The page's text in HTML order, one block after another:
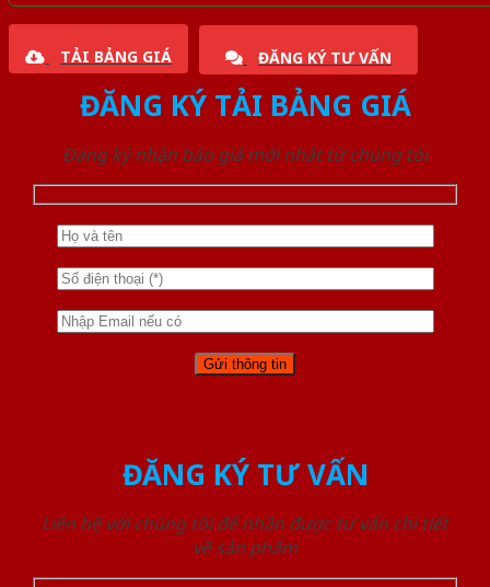
TẢI BẢNG GIÁ ĐĂNG KÝ TƯ VẤN
ĐĂNG KÝ TẢI BẢNG GIÁ
Đăng ký nhận báo giá mới nhất từ chúng tôi
ĐĂNG KÝ TƯ VẤN
Liên hệ với chúng tôi để nhận được tư vấn chi tiết
về sản phẩm